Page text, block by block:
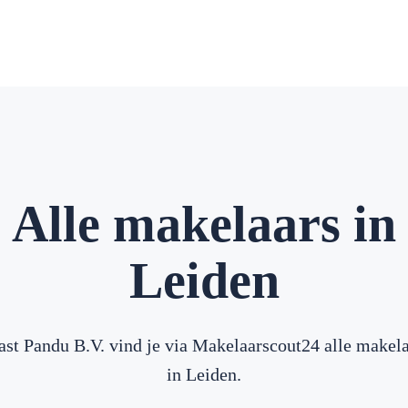
Alle makelaars in
Leiden
Pandu B.V. vind je via Makelaarscout24 alle
in Leiden.